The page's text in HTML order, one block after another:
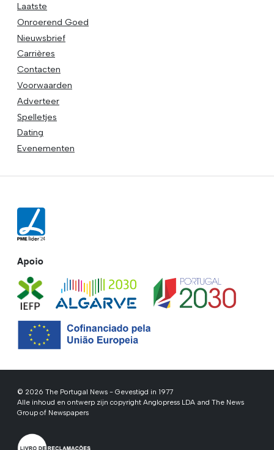
Laatste
Onroerend Goed
Nieuwsbrief
Carrières
Contacten
Voorwaarden
Adverteer
Spelletjes
Dating
Evenementen
Apoio
© 2026 The Portugal News - Gevestigd in 1977
Alle inhoud en ontwerp zijn copyright Anglopress LDA and The News
Group of Newspapers